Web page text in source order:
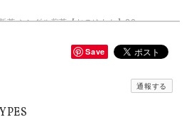
シングル煎茶【おのゆたか】30g
Save
通報する